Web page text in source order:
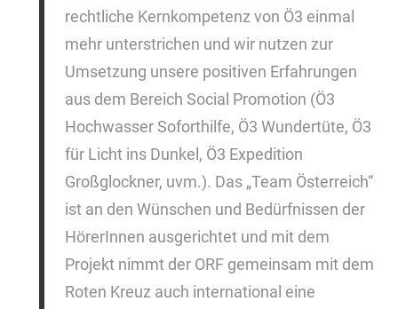
rechtliche Kernkompetenz von Ö3 einmal
mehr unterstrichen und wir nutzen zur
Umsetzung unsere positiven Erfahrungen
aus dem Bereich Social Promotion (Ö3
Hochwasser Soforthilfe, Ö3 Wundertüte, Ö3
für Licht ins Dunkel, Ö3 Expedition
Großglockner, uvm.). Das „Team Österreich“
ist an den Wünschen und Bedürfnissen der
HörerInnen ausgerichtet und mit dem
Projekt nimmt der ORF gemeinsam mit dem
Roten Kreuz auch international eine